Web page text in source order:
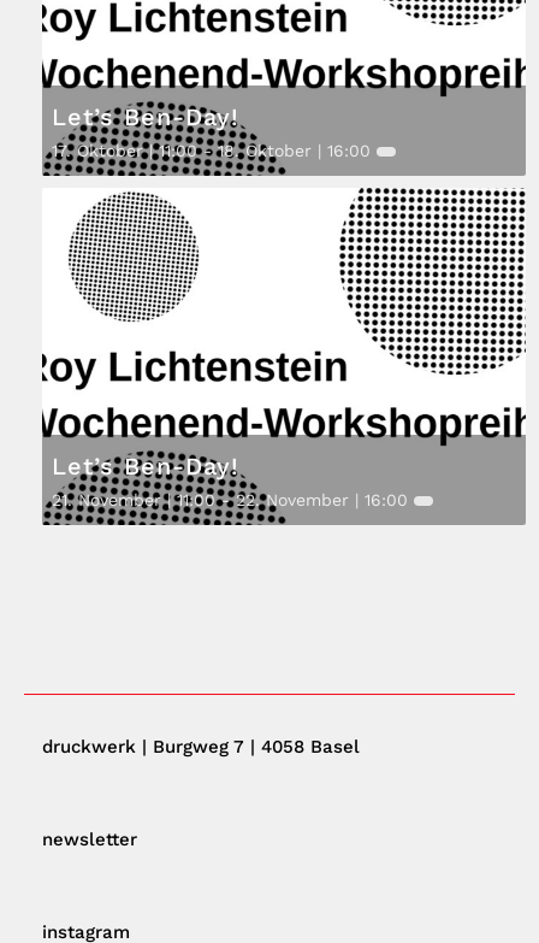
Let’s Ben-Day!
17. Oktober | 11:00-18. Oktober | 16:00
Let’s Ben-Day!
21. November | 11:00-22. November | 16:00
druckwerk | Burgweg 7 | 4058 Basel
newsletter
instagram